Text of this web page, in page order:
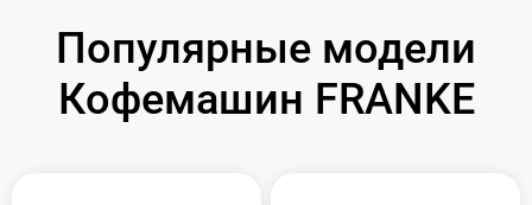
Популярные модели
Кофемашин FRANKE